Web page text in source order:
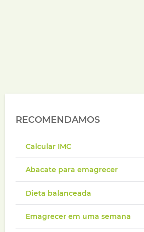
RECOMENDAMOS
Calcular IMC
Abacate para emagrecer
Dieta balanceada
Emagrecer em uma semana